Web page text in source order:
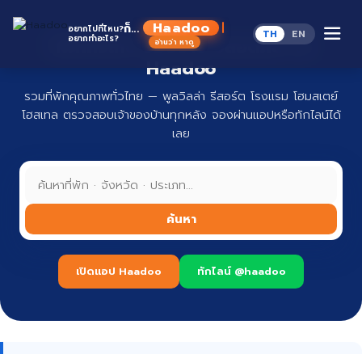
อยากไปที่ไหน?
อยากทำอะไร?
ก็... Haadoo
อ่านว่า หาดู
TH EN
ที่พักทั่วไทย จองง่าย ปลอดภัย กับ
Haadoo
รวมที่พักคุณภาพทั่วไทย — พูลวิลล่า รีสอร์ต โรงแรม โฮมสเตย์
โฮสเทล ตรวจสอบเจ้าของบ้านทุกหลัง จองผ่านแอปหรือทักไลน์ได้
เลย
ค้นหา
เปิดแอป Haadoo ทักไลน์ @haadoo